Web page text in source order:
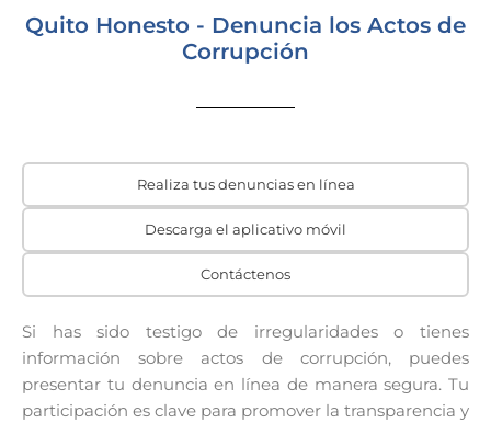
Quito Honesto - Denuncia los Actos de
Corrupción
Realiza tus denuncias en línea
Descarga el aplicativo móvil
Contáctenos
Si has sido testigo de irregularidades o tienes
información sobre actos de corrupción, puedes
presentar tu denuncia en línea de manera segura. Tu
participación es clave para promover la transparencia y